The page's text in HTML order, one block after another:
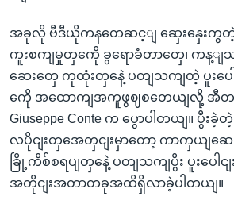
အခုလို ဗီဒီယိုကနတေဆင့ျ ဆှေးနှေးကွတဲ့
ကူးစကျမှုတှကေို ခွရောခံတာတှေ၊ ကန့ျ
ဆေးတှေ ကုထုံးတှနေဲ့ ပတျသကျတဲ့ ပူးပေါ
ကေို အထောကျအကူဖွဈစတေယျလို့ အီတလီ
Giuseppe Conte က ပွောပါတယျ။ ပွီး
လပိုငျးတှအေတှငျးမှာတော့ ကာကှယျဆေ
ခြို့ကိစ်စရပျတှနေဲ့ ပတျသကျပွိး ပူးပေါင
အတိုငျးအတာတခုအထိရှိလာခဲ့ပါတယျ။